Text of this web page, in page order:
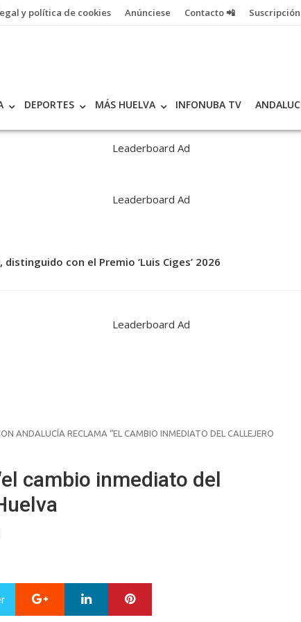
y política de cookies Anúnciese Contacto 📲 Suscripción
DEPORTES MÁS HUELVA INFONUBA TV
distinguido con el Premio ‘Luis Ciges’ 2026
ANDALUCÍA RECLAMA “EL CAMBIO INMEDIATO DEL CALLEJERO
cambio inmediato del
Google+ LinkedIn